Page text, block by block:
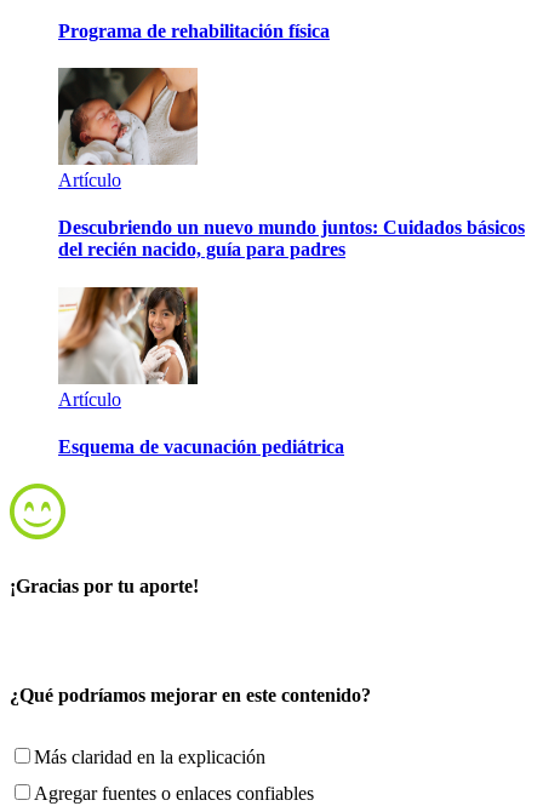
Programa de rehabilitación física
Artículo
Descubriendo un nuevo mundo juntos: Cuidados básicos
del recién nacido, guía para padres
Artículo
Esquema de vacunación pediátrica
¡Gracias por tu aporte!
¿Qué podríamos mejorar en este contenido?
Más claridad en la explicación
Agregar fuentes o enlaces confiables